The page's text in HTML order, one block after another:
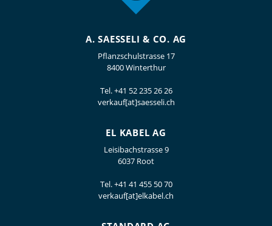
A. SAESSELI & CO. AG
Pflanzschulstrasse 17
8400 Winterthur
Tel.+41 52 235 26 26
verkauf[at]saesseli.ch
EL KABEL AG
Leisibachstrasse 9
6037 Root
Tel.+41 41 455 50 70
verkauf[at]elkabel.ch